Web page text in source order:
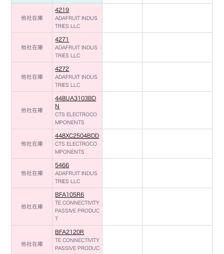
他社在庫
4219
ADAFRUIT INDUS
TRIES LLC
他社在庫
4271
ADAFRUIT INDUS
TRIES LLC
他社在庫
4272
ADAFRUIT INDUS
TRIES LLC
他社在庫
448UA3103BD
N
CTS ELECTROCO
MPONENTS
他社在庫
448XC2504BDD
CTS ELECTROCO
MPONENTS
他社在庫
5466
ADAFRUIT INDUS
TRIES LLC
他社在庫
BFA105R6
TE CONNECTIVITY
PASSIVE PRODUC
T
他社在庫
BFA2120R
TE CONNECTIVITY
PASSIVE PRODUC